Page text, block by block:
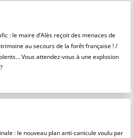
: le maire d’Alès reçoit des menaces de
au secours de la forêt française ! /
Vous attendez-vous à une explosion
: le nouveau plan anti-canicule voulu par